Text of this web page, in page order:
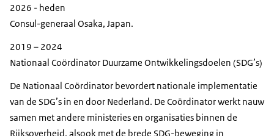
2026 - heden
Consul-generaal Osaka, Japan.
2019 – 2024
Nationaal Coördinator Duurzame Ontwikkelingsdoelen (SDG’s)
De Nationaal Coördinator bevordert nationale implementatie
van de SDG’s in en door Nederland. De Coördinator werkt nauw
samen met andere ministeries en organisaties binnen de
Rijksoverheid, alsook met de brede SDG-beweging in